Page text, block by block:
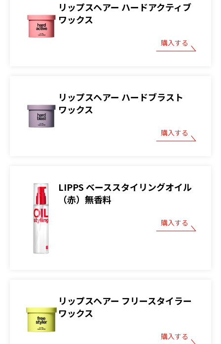
リップスヘアー ハードアクティブ
ワックス
購入する
リップスヘアー ハードブラスト
ワックス
購入する
LIPPS ベーススタイリングオイル
（赤）無香料
購入する
リップスヘアー フリースタイラー
ワックス
購入する